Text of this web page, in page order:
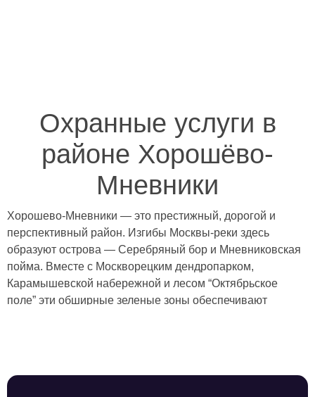
Охранные услуги в
районе Хорошёво-
Мневники
Хорошево-Мневники — это престижный, дорогой и
перспективный район. Изгибы Москвы-реки здесь
образуют острова — Серебряный бор и Мневниковская
пойма. Вместе с Москворецким дендропарком,
Карамышевской набережной и лесом “Октябрьское
поле” эти обширные зеленые зоны обеспечивают
программе реновации. Здесь уже реализуется несколько